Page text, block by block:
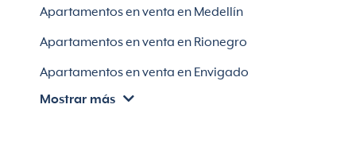
Apartamentos en venta en Medellín
Apartamentos en venta en Rionegro
Apartamentos en venta en Envigado
Apartamentos en venta en Itagüí
Mostrar más